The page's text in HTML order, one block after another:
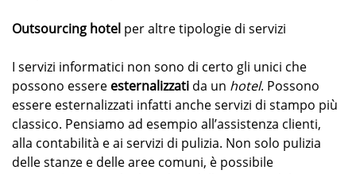
Outsourcing hotel per altre tipologie di servizi
I servizi informatici non sono di certo gli unici che
possono essere esternalizzati da un hotel. Possono
essere esternalizzati infatti anche servizi di stampo più
classico. Pensiamo ad esempio all’assistenza clienti,
alla contabilità e ai servizi di pulizia. Non solo pulizia
delle stanze e delle aree comuni, è possibile